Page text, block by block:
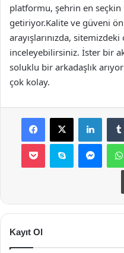
platformu, şehrin en
getiriyor.Kalite ve güveni
arayışlarınızda,
inceleyebilirsiniz. İster bir
soluklu bir arkadaşlık
çok kolay.
Facebook
X
Pocket Skype
Kayıt Ol